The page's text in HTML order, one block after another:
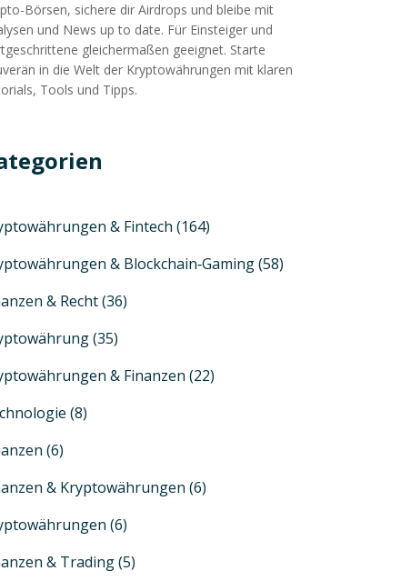
Börsen, sichere dir Airdrops und bleibe mit
und News up to date. Für Einsteiger und
gleichermaßen geeignet. Starte
in die Welt der Kryptowährungen mit klaren
Tools und Tipps.
& Fintech (164)
& Blockchain‑Gaming(58)
& Recht(36)
(35)
& Finanzen (22)
(8)
(6)
& Kryptowährungen (6)
(6)
& Trading(5)